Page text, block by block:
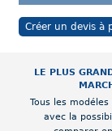
Créer un devis à
LE PLUS
Tous les
avec la